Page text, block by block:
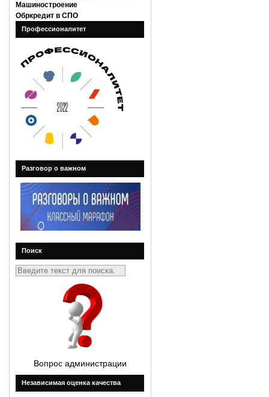
Машиностроение
Обркредит в СПО
Профессионалитет
Разговор о важном
Поиск
Вопрос администрации
Незавиcимая оценка качества